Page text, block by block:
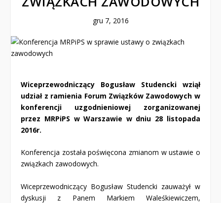
gru 7, 2016
Wiceprzewodniczący Bogusław Studencki wziął
udział z ramienia Forum Związków Zawodowych w
konferencji uzgodnieniowej zorganizowanej
przez MRPiPS w Warszawie w dniu 28 listopada
2016r.
Konferencja została poświęcona zmianom w ustawie o
związkach zawodowych.
Wiceprzewodniczący Bogusław Studencki zauważył w
dyskusji z Panem Markiem Waleśkiewiczem,